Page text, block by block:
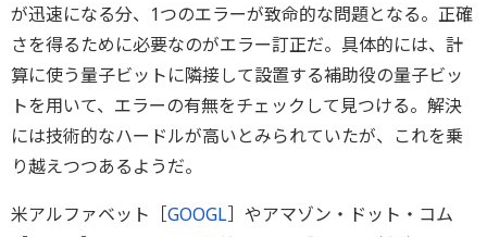
が迅速になる分、1つのエラーが致命的な問題となる。正確
さを得るために必要なのがエラー訂正だ。具体的には、計
算に使う量子ビットに隣接して設置する補助役の量子ビッ
トを用いて、エラーの有無をチェックして見つける。解決
には技術的なハードルが高いとみられていたが、これを乗
り越えつつあるようだ。
米アルファベット［GOOGL］やアマゾン・ドット・コム